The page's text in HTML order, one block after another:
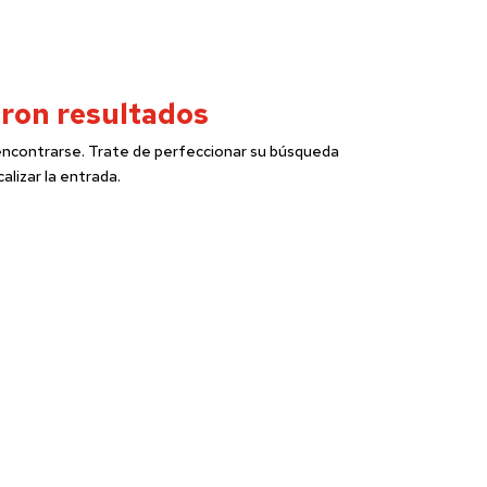
resultados
Trate de perfeccionar su búsqueda
la entrada.